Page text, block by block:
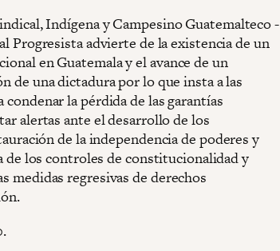
Indígena y Campesino Guatemalteco -
Progresista advierte de la existencia de un
en Guatemala y el avance de un
de una dictadura por lo que insta a las
la pérdida de las garantías
alertas ante el desarrollo de los
de la independencia de poderes y
de los controles de constitucionalidad y
medidas regresivas de derechos